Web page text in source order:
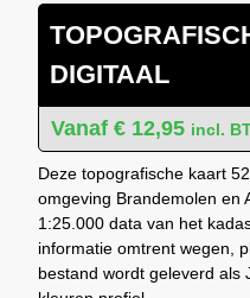
DIGITAAL
€ 12,95 incl.
Deze topografische kaart
omgeving Brandemolen en
1:25.000 data van het
informatie omtrent wegen,
bestand wordt geleverd als